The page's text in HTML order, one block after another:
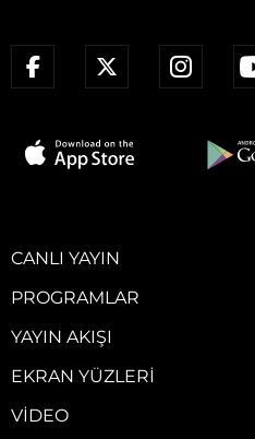
CANLI YAYIN
PROGRAMLAR
YAYIN AKIŞI
EKRAN YÜZLERI
VIDEO